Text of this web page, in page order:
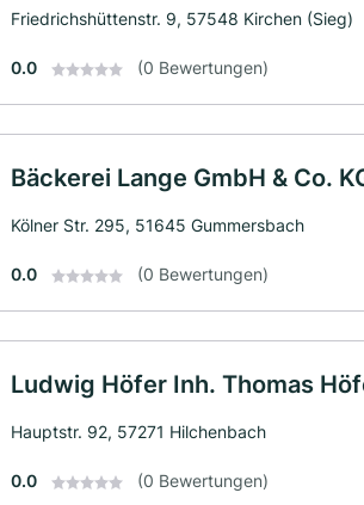
Friedrichshüttenstr. 9, 57548 Kirchen (Sieg)
0.0 (0 Bewertungen)
Bäckerei Lange GmbH & Co.
Kölner Str. 295, 51645 Gummersbach
0.0 (0 Bewertungen)
Ludwig Höfer Inh. Thomas
Hauptstr. 92, 57271 Hilchenbach
0.0 (0 Bewertungen)